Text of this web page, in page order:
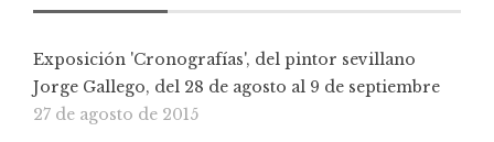
Exposición 'Cronografías', del pintor sevillano
Jorge Gallego, del 28 de agosto al 9 de septiembre
27 de agosto de 2015